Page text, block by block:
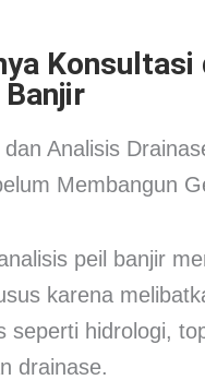
Konsultasi
peil banjir
karena
seperti hidrologi,
drainase.